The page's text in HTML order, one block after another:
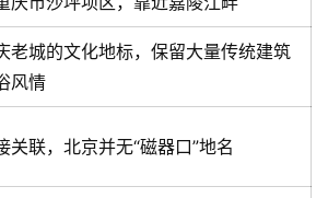
老城的文化地标，保留大量传统建筑
风情
关联，北京并无“磁器口”地名